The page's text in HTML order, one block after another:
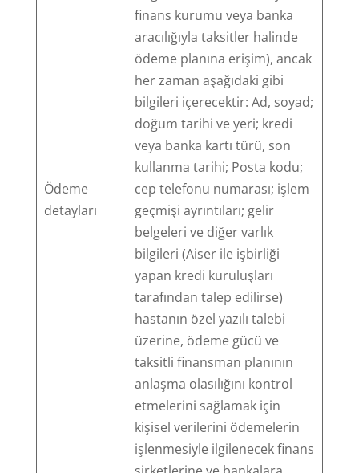
Ödeme
detayları
finans kurumu veya banka
aracılığıyla taksitler halinde
ödeme planına erişim), ancak
her zaman aşağıdaki gibi
bilgileri içerecektir: Ad, soyad;
doğum tarihi ve yeri; kredi
veya banka kartı türü, son
kullanma tarihi; Posta kodu;
cep telefonu numarası; işlem
geçmişi ayrıntıları; gelir
belgeleri ve diğer varlık
bilgileri (Aiser ile işbirliği
yapan kredi kuruluşları
tarafından talep edilirse)
hastanın özel yazılı talebi
üzerine, ödeme gücü ve
taksitli finansman planının
anlaşma olasılığını kontrol
etmelerini sağlamak için
kişisel verilerini ödemelerin
işlenmesiyle ilgilenecek finans